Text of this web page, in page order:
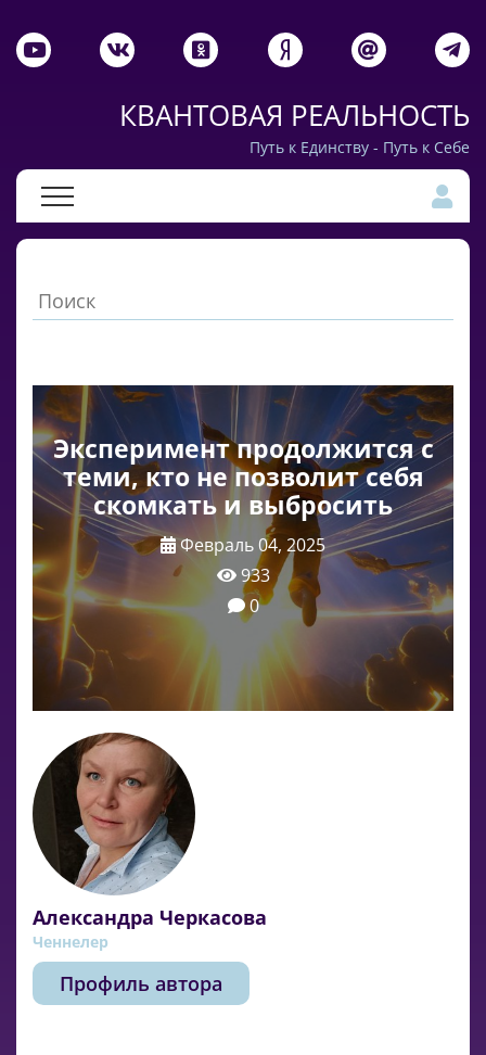
КВАНТОВАЯ РЕАЛЬНОСТЬ
Путь к Единству - Путь к Себе
Эксперимент продолжится с
теми, кто не позволит себя
скомкать и выбросить
Февраль 04, 2025
933
0
Александра Черкасова
Ченнелер
Профиль автора